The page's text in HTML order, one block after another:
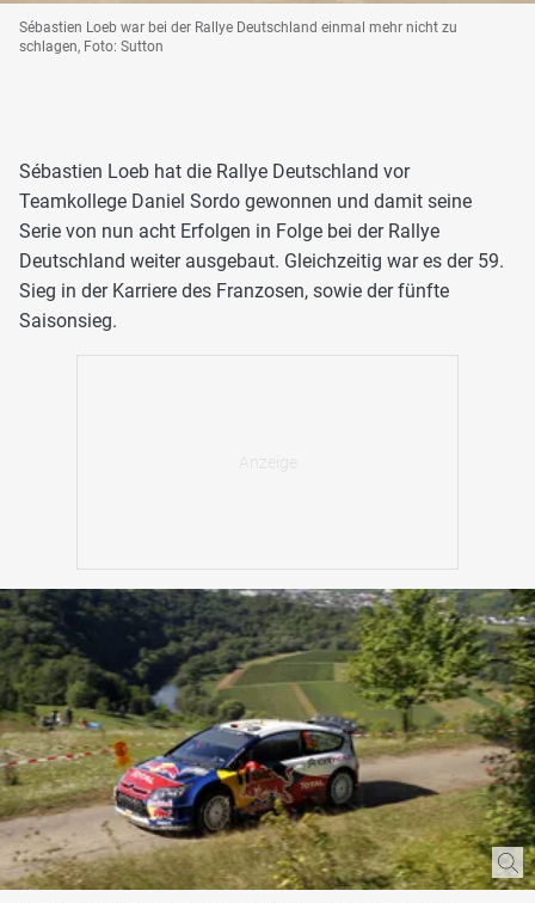
Sébastien Loeb war bei der Rallye Deutschland einmal mehr nicht zu
schlagen, Foto: Sutton
Sébastien Loeb hat die Rallye Deutschland vor
Teamkollege Daniel Sordo gewonnen und damit seine
Serie von nun acht Erfolgen in Folge bei der Rallye
Deutschland weiter ausgebaut. Gleichzeitig war es der 59.
Sieg in der Karriere des Franzosen, sowie der fünfte
Saisonsieg.